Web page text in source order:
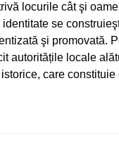
locurile cât şi
se
şi promovată.
autoritățile locale
care